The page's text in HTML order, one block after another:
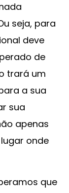
seja, para
deve
de
trará um
a sua
sua
apenas
onde
que